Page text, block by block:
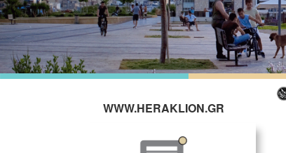
WWW.HERAKLION.GR